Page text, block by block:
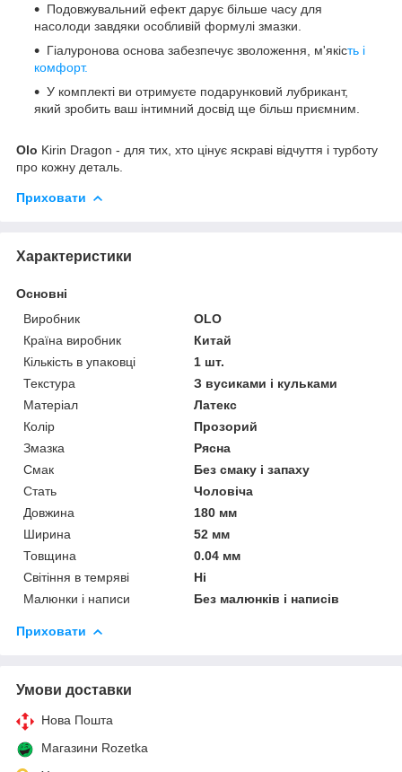
Подовжувальний ефект дарує більше часу для
насолоди завдяки особливій формулі змазки.
Гіалуронова основа забезпечує зволоження, м'якість і
комфорт.
У комплекті ви отримуєте подарунковий лубрикант,
який зробить ваш інтимний досвід ще більш приємним.
Olo Kirin Dragon - для тих, хто цінує яскраві відчуття і турботу
про кожну деталь.
Приховати
Характеристики
Основні
Виробник
OLO
Країна виробник
Китай
Кількість в упаковці
1 шт.
Текстура
З вусиками і кульками
Матеріал
Латекс
Колір
Прозорий
Змазка
Рясна
Смак
Без смаку і запаху
Стать
Чоловіча
Довжина
180 мм
Ширина
52 мм
Товщина
0.04 мм
Світіння в темряві
Ні
Малюнки і написи
Без малюнків і написів
Приховати
Умови доставки
Нова Пошта
Магазини Rozetka